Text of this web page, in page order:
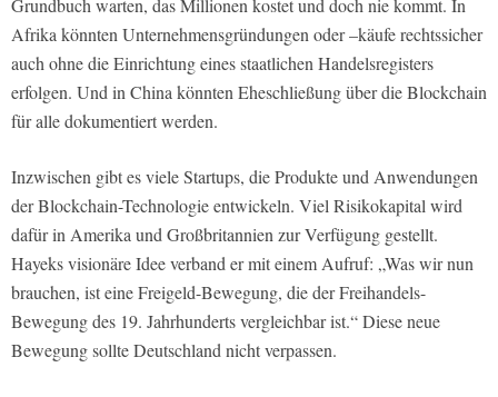
Grundbuch warten, das Millionen kostet und doch nie kommt. In
Afrika könnten Unternehmensgründungen oder –käufe rechtssicher
auch ohne die Einrichtung eines staatlichen Handelsregisters
erfolgen. Und in China könnten Eheschließung über die Blockchain
für alle dokumentiert werden.
Inzwischen gibt es viele Startups, die Produkte und Anwendungen
der Blockchain-Technologie entwickeln. Viel Risikokapital wird
dafür in Amerika und Großbritannien zur Verfügung gestellt.
Hayeks visionäre Idee verband er mit einem Aufruf: „Was wir nun
brauchen, ist eine Freigeld-Bewegung, die der Freihandels-
Bewegung des 19. Jahrhunderts vergleichbar ist.“ Diese neue
Bewegung sollte Deutschland nicht verpassen.